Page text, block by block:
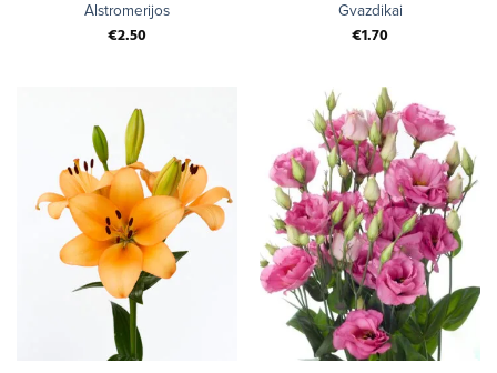
Alstromerijos
€2.50
Gvazdikai
€1.70